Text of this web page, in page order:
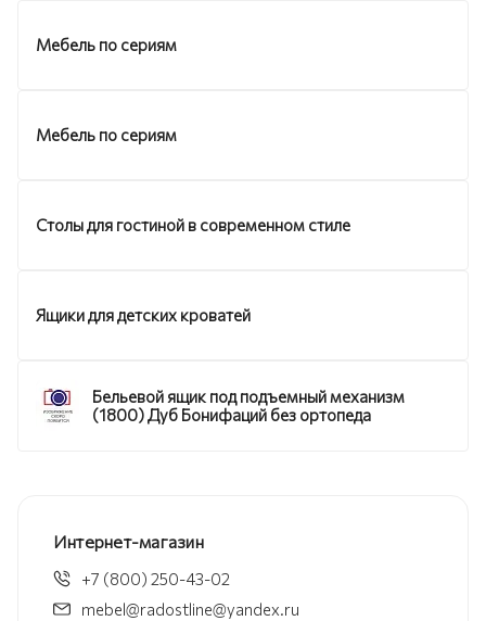
Мебель по сериям
Мебель по сериям
Столы для гостиной в современном стиле
Ящики для детских кроватей
Бельевой ящик под подъемный механизм
(1800) Дуб Бонифаций без ортопеда
Интернет-магазин
+7 (800) 250-43-02
mebel@radostline@yandex.ru